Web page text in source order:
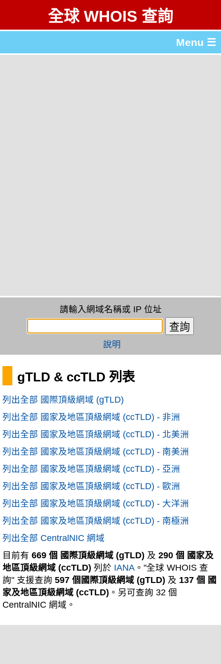
全球 WHOIS 查詢
Menu ☰
請輸入網域名稱或 IP 位址
說明
gTLD & ccTLD 列表
列出全部 國際頂級網域 (gTLD)
列出全部 國家及地區頂級網域 (ccTLD) - 非洲
列出全部 國家及地區頂級網域 (ccTLD) - 北美洲
列出全部 國家及地區頂級網域 (ccTLD) - 南美洲
列出全部 國家及地區頂級網域 (ccTLD) - 亞洲
列出全部 國家及地區頂級網域 (ccTLD) - 歐洲
列出全部 國家及地區頂級網域 (ccTLD) - 大洋洲
列出全部 國家及地區頂級網域 (ccTLD) - 南極洲
列出全部 CentralNIC 網域
目前有 669 個 國際頂級網域 (gTLD) 及 290 個 國家及
地區頂級網域 (ccTLD) 列於 IANA 。"全球 WHOIS 查
詢" 支援查詢 597 個國際頂級網域 (gTLD) 及 137 個 國
家及地區頂級網域 (ccTLD) 。另可查詢 32 個
CentralNIC 網域。